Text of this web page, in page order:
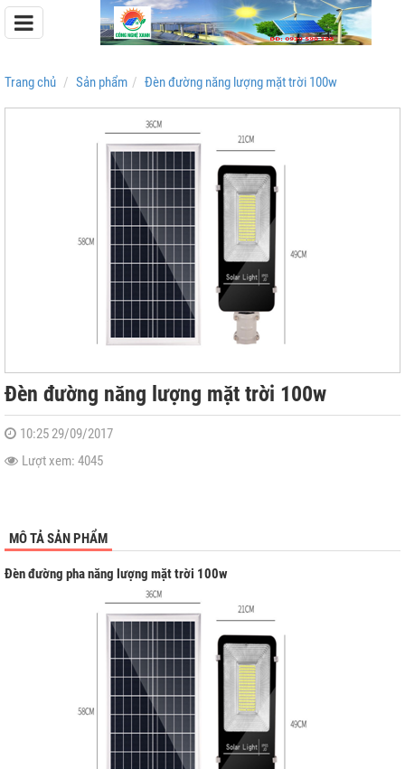
Pin Lưu Trữ Easyway
Pin Lưu Trữ Dyness
Lưới
Trang chủ Sản phẩm Đèn đường năng lượng mặt trời 100w
Đèn đường năng lượng mặt trời 100w
10:25 29/09/2017
Lượt xem: 4045
MÔ TẢ SẢN PHẨM
Đèn đường pha năng lượng mặt trời 100w